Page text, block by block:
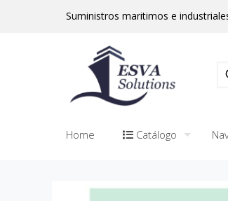
Suministros maritimos e
Home Catálogo